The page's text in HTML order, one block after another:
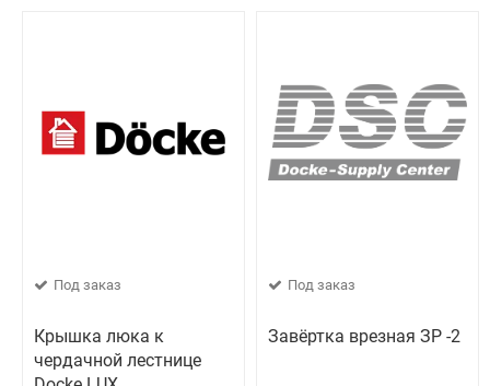
Под заказ
Крышка люка к
чердачной лестнице
Под заказ
Завёртка врезная ЗР -2